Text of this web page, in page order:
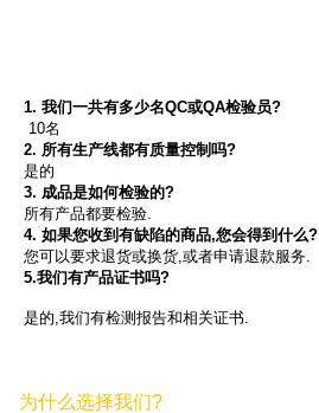
1. 我们一共有多少名QC或QA检验员?
10名
2. 所有生产线都有质量控制吗?
是的
3. 成品是如何检验的?
所有产品都要检验.
4. 如果您收到有缺陷的商品,您会得到什么?
您可以要求退货或换货,或者申请退款服务.
5.我们有产品证书吗?
是的,我们有检测报告和相关证书.
为什么选择我们?